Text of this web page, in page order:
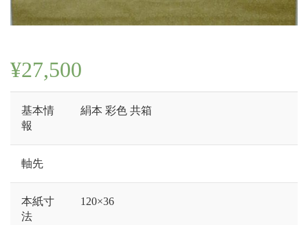
¥27,500
基本情
報
絹本 彩色 共箱
軸先
本紙寸
法
120×36